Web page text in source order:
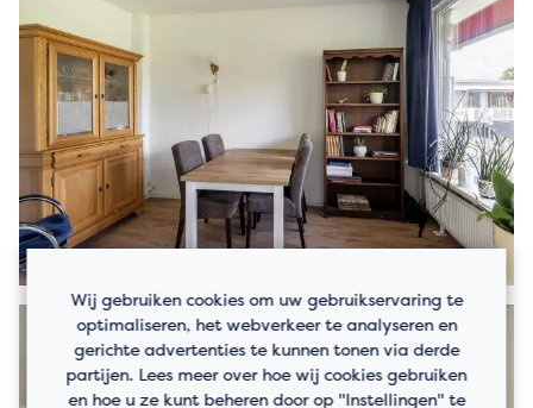
Wij gebruiken cookies om uw gebruikservaring te
optimaliseren, het webverkeer te analyseren en
gerichte advertenties te kunnen tonen via derde
partijen. Lees meer over hoe wij cookies gebruiken
en hoe u ze kunt beheren door op "Instellingen" te